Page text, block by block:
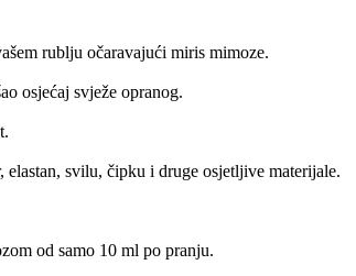
rublju očaravajući miris mimoze.
osjećaj svježe opranog.
elastan, svilu, čipku i druge osjetljive materijale.
od samo 10 ml po pranju.